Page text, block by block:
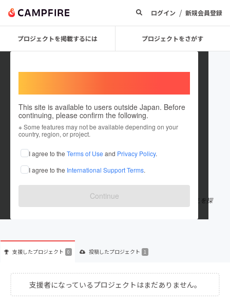
ログイン / 新規会員登録
プロジェクトを掲載するには プロジェクトをさがす
This site is available to users outside Japan. Before
continuing, please confirm the following.
※ Some features may not be available depending on your
country, region, or project.
I agree to the Terms of Use and Privacy Policy.
I agree to the International Support Terms.
Continue
kawa2000
これまでに1件のプロジェクトを投稿しています
在住国：日本 現在地：北海道
出身国：日本 出身地：北海道
北海道在住 生まれたとこで命や幸せの価値が違うのか その答えを探
しています。
支援したプロジェクト 0 投稿したプロジェクト 1
支援者になっているプロジェクトはまだありません。